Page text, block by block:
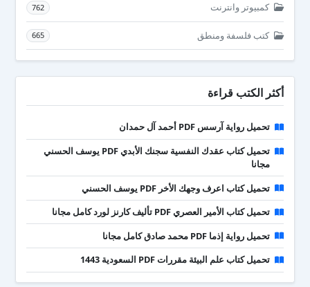
كمبيوتر وانترنت 762
كتب فلسفة ومنطق 665
أكثر الكتب قراءة
تحميل رواية آرسس PDF أحمد آل حمدان
تحميل كتاب عقدك النفسية سجنك الأبدي PDF يوسف الحسني
مجانا
تحميل كتاب اعرف وجهك الأخر PDF يوسف الحسني
تحميل كتاب الأمير العصري PDF تأليف كارنز لورد كامل مجانا
تحميل رواية إذما PDF محمد صادق كامل مجانا
تحميل كتاب علم البيئة مقررات PDF السعودية 1443